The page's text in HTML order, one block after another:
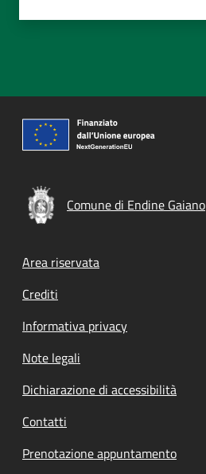
Comune di Endine Gaiano
Footer menu
Area riservata
Crediti
Informativa privacy
Note legali
Dichiarazione di accessibilità
Contatti
Prenotazione appuntamento